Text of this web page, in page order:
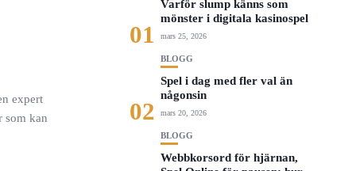
expert
som kan
01
Varför slump känns som
mönster i digitala kasinospel
mars 25, 2026
02
BLOGG
Spel i dag med fler val än
någonsin
mars 20, 2026
BLOGG
Webbkorsord för hjärnan,